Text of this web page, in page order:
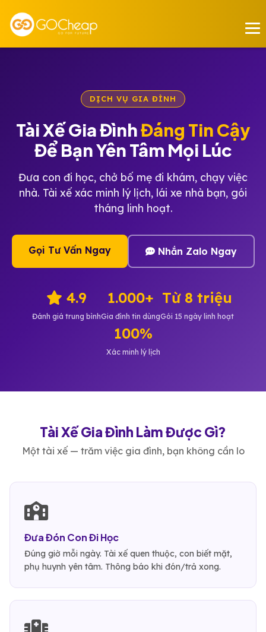
DỊCH VỤ GIA ĐÌNH
Tài Xế Gia ĐìnhĐáng Tin Cậy
Để Bạn Yên Tâm Mọi Lúc
Đưa con đi học, chở bố mẹ đi khám, chạy việc
nhà. Tài xế xác minh lý lịch, lái xe nhà bạn, gói
tháng linh hoạt.
Gọi Tư Vấn Ngay Nhắn Zalo Ngay
4.9
Đánh giá trung bình
1.000+
Gia đình tin dùng
Từ 8 triệu
Gói 15 ngày linh hoạt
100%
Xác minh lý lịch
Tài Xế Gia Đình Làm Được Gì?
Một tài xế — trăm việc gia đình, bạn không cần lo
Đưa Đón Con Đi Học
Đúng giờ mỗi ngày. Tài xế quen thuộc, con biết mặt,
phụ huynh yên tâm. Thông báo khi đón/trả xong.